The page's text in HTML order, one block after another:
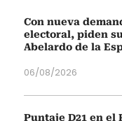
Con nueva
electoral, piden
Abelardo de la
06/08/2026
Puntaje D21 en el